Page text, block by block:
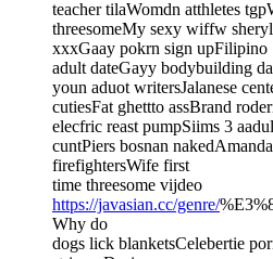
teacher tilaWomdn atthletes
threesomeMy sexy wiffw
xxxGaay pokrn sign upFilipino
adult dateGayy bodybuilding
youn aduot writersJalanese
cutiesFat ghettto assBrand
elecfric reast pumpSiims 3
cuntPiers bosnan
firefightersWife first
time threesome vijdeo
https://javasian.cc/genre/
Why do
dogs lick blanketsCelebertie